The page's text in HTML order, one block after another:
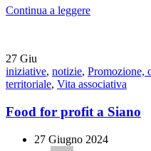
Continua a leggere
27 Giu
iniziative, notizie, Promozione,
territoriale, Vita associativa
Food for profit a Siano
27 Giugno 2024